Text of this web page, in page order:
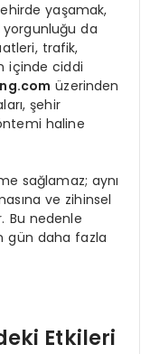
yaşamak,
da
trafik,
içinde ciddi
üzerinden
şehir
haline
sağlamaz; aynı
ve zihinsel
Bu nedenle
gün daha fazla
Etkileri